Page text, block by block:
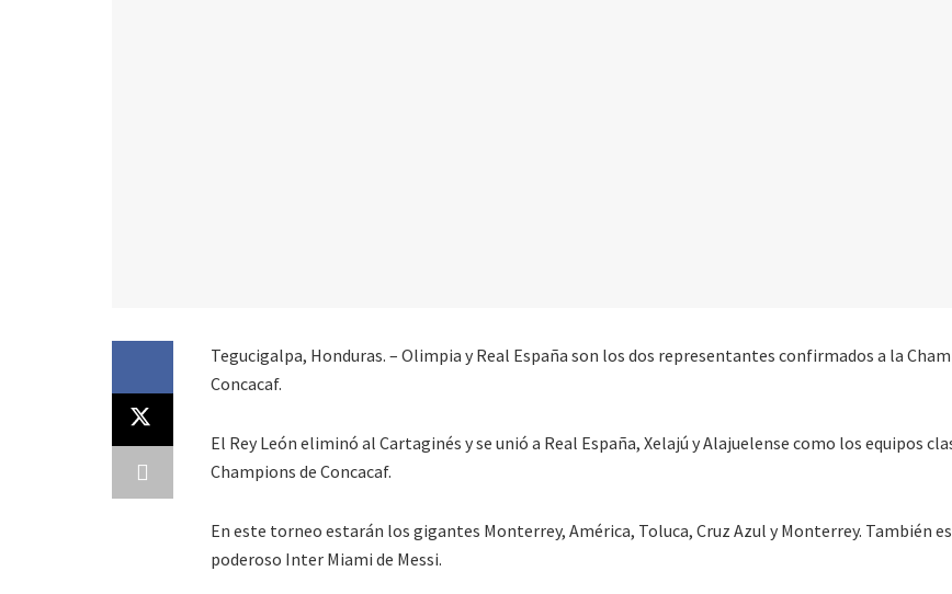
Tegucigalpa, Honduras. – Olimpia y Real España son los dos representantes confirmados a la
Concacaf.
El Rey León eliminó al Cartaginés y se unió a Real España, Xelajú y Alajuelense como los equipos
Champions de Concacaf.
En este torneo estarán los gigantes Monterrey, América, Toluca, Cruz Azul y Monterrey. También
poderoso Inter Miami de Messi.